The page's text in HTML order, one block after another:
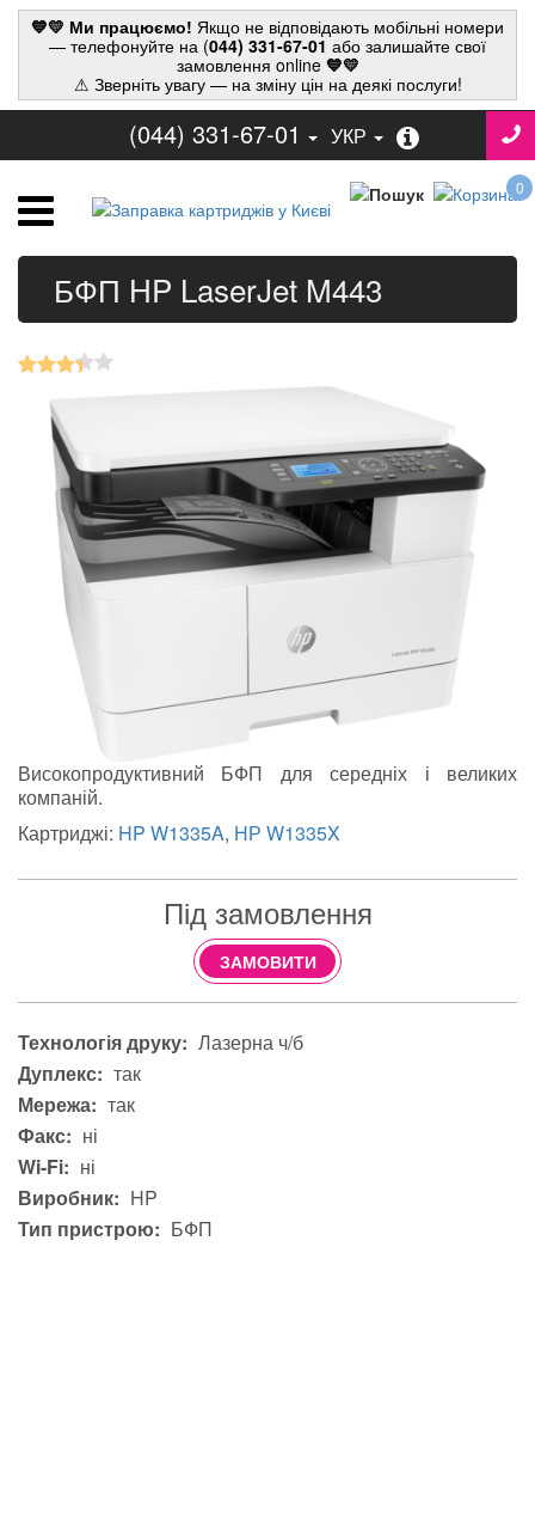
💙💛 Ми працюємо! Якщо не відповідають мобільні номери
— телефонуйте на (044) 331-67-01 або залишайте свої
замовлення online💙💛
⚠ Зверніть увагу — на зміну цін на деякі послуги!
(044) 331-67-01 УКР
0
БФП HP LaserJet M443
Високопродуктивний БФП для середніх і великих
компаній.
Картриджі: HP W1335A, НР W1335X
Під замовлення
ЗАМОВИТИ
Технологія друку: Лазерна ч/б
Дуплекс: так
Мережа: так
Факс: ні
Wi-Fi: ні
Виробник: HP
Тип пристрою: БФП